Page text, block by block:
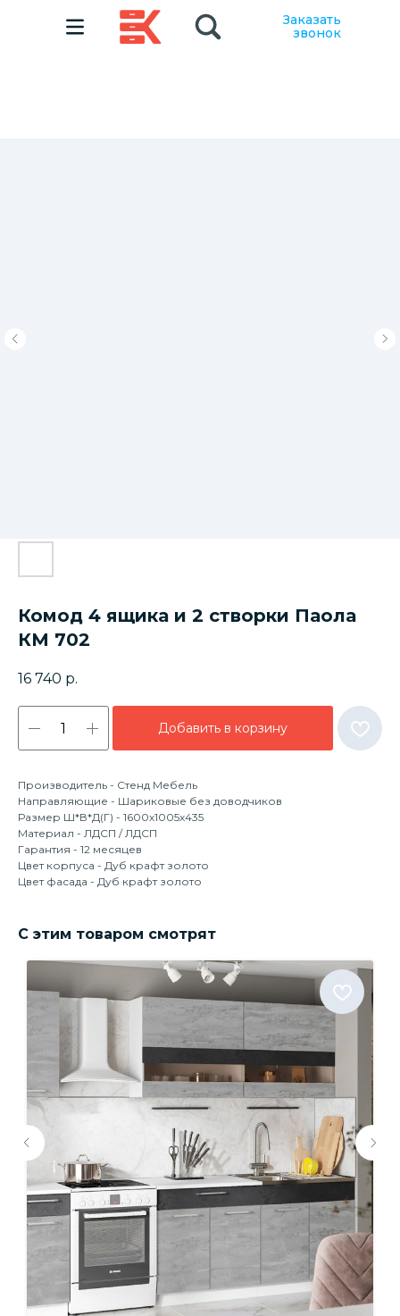
Заказать
звонок
Комод 4 ящика и 2 створки Паола
КМ 702
16 740 р.
Добавить в корзину
Производитель - Стенд Мебель
Направляющие - Шариковые без доводчиков
Размер Ш*В*Д(Г) - 1600х1005х435
Материал - ЛДСП / ЛДСП
Гарантия - 12 месяцев
Цвет корпуса - Дуб крафт золото
Цвет фасада - Дуб крафт золото
С этим товаром смотрят